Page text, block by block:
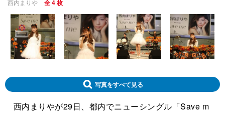
西内まりや 全 4 枚
写真をすべて見る
西内まりやが29日、都内でニューシングル「Save m